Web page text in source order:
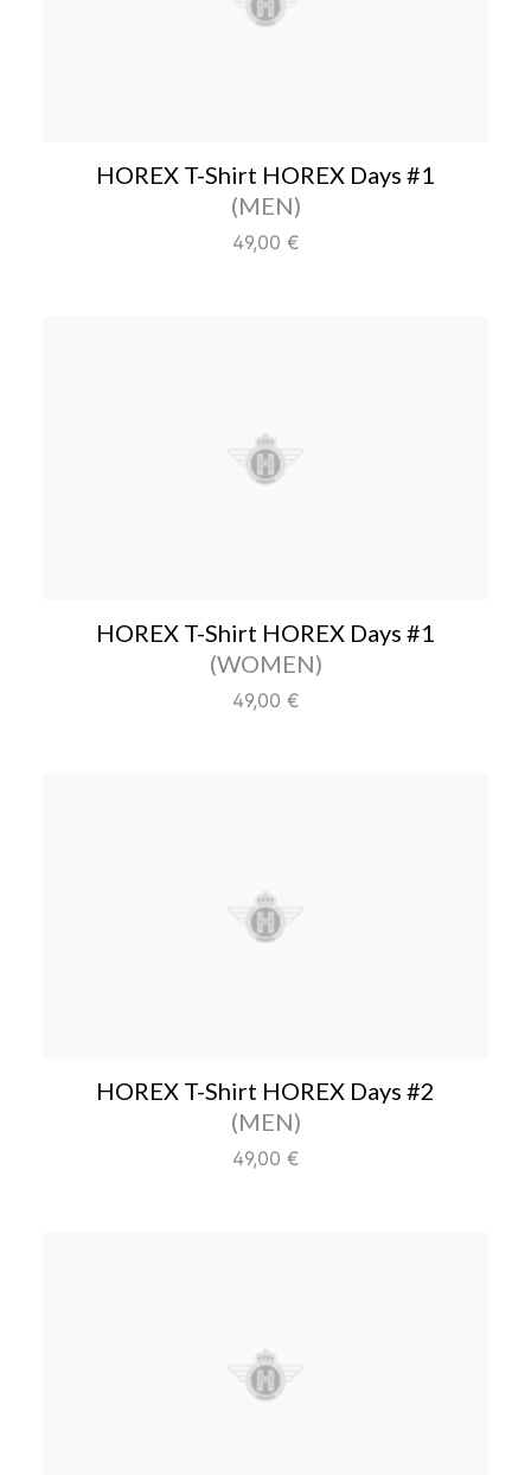
HOREX T-Shirt HOREX
HOREX T-Shirt HOREX Days #1
(MEN)Farbe/Editionen
Regulärer Preis:
49,00 €
HOREX T-Shirt HOREX
HOREX T-Shirt HOREX Days #1
(WOMEN)Farbe/Editionen
Regulärer Preis:
49,00 €
HOREX T-Shirt HOREX
HOREX T-Shirt HOREX Days #2
(MEN)Farbe/Editionen
Regulärer Preis:
49,00 €
HOREX T-Shirt HOREX